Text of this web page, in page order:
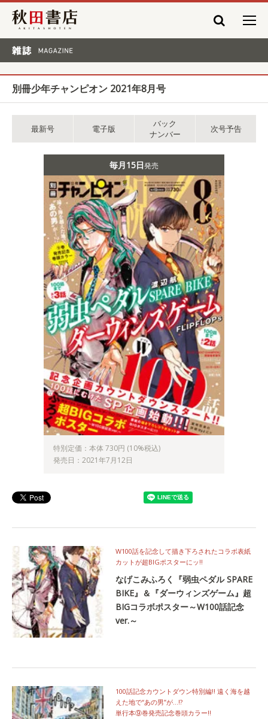
秋田書店
別冊少年チャンピオン 2021年8月号
最新号 電子版
バック
ナンバー
次号予告
毎月15日発売
特別定価：本体 730円 (10%税込)
発売日：2021年7月12日
W100話を記念して描き下ろされたコラボ表紙
カットが超BIGポスターにッ!!
なげこみふろく『弱虫ペダル SPARE
BIKE』＆『ダーウィンズゲーム』超
BIGコラボポスター～W100話記念
ver.～
100話記念カウントダウン特別編!! 遠く海を越
えた地で“あの男”が…!?
単行本⑨巻発売記念巻頭カラー!!